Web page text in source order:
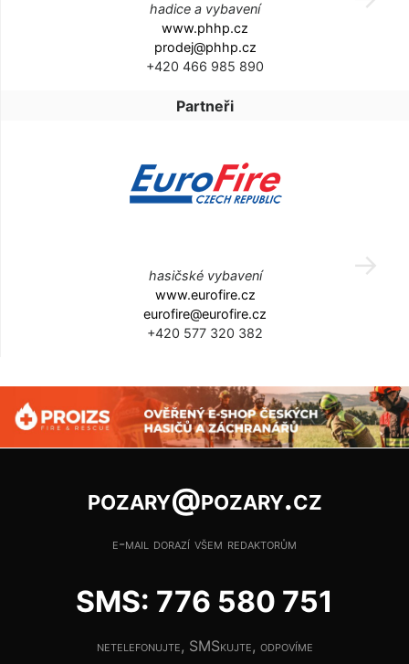
hadice a vybavení
www.phhp.cz
prodej@phhp.cz
+420 466 985 890
Partneři
hasičské vybavení
www.eurofire.cz
eurofire@eurofire.cz
+420 577 320 382
pozary@pozary.cz
e-mail dorazí všem redaktorům
SMS: 776 580 751
netelefonujte, SMSkujte, odpovíme